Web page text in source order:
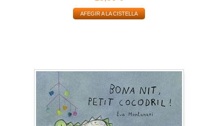
AFEGIR A LA CISTELLA